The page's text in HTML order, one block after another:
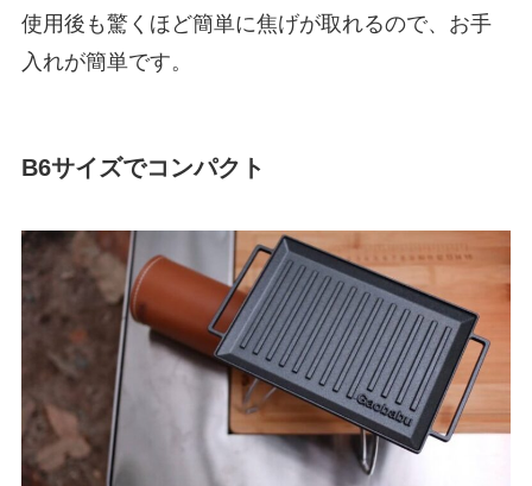
使用後も驚くほど簡単に焦げが取れるので、お手
入れが簡単です。
B6サイズでコンパクト